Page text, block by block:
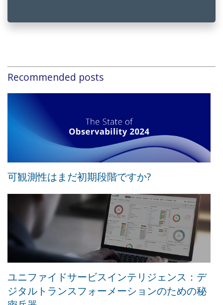
Recommended posts
可観測性はまだ初期段階ですか?
ユニファイドサービスインテリジェンス：デ
ジタルトランスフォーメーションのための秘